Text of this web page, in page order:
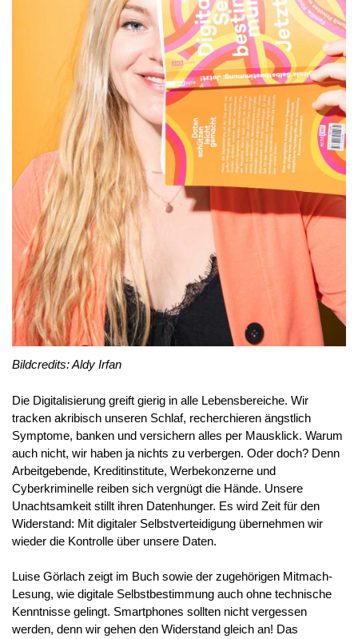
Bildcredits: Aldy Irfan
Die Digitalisierung greift gierig in alle Lebensbereiche. Wir
tracken akribisch unseren Schlaf, recherchieren ängstlich
Symptome, banken und versichern alles per Mausklick. Warum
auch nicht, wir haben ja nichts zu verbergen. Oder doch? Denn
Arbeitgebende, Kreditinstitute, Werbekonzerne und
Cyberkriminelle reiben sich vergnügt die Hände. Unsere
Unachtsamkeit stillt ihren Datenhunger. Es wird Zeit für den
Widerstand: Mit digitaler Selbstverteidigung übernehmen wir
wieder die Kontrolle über unsere Daten.
Luise Görlach zeigt im Buch sowie der zugehörigen Mitmach-
Lesung, wie digitale Selbstbestimmung auch ohne technische
Kenntnisse gelingt. Smartphones sollten nicht vergessen
werden, denn wir gehen den Widerstand gleich an! Das